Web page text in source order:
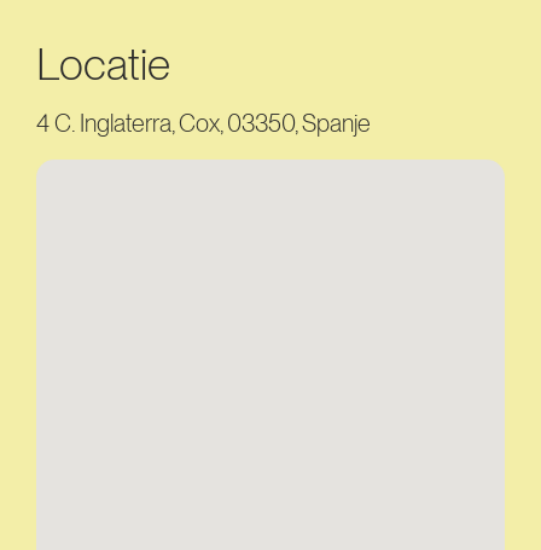
Locatie
4 C. Inglaterra, Cox, 03350, Spanje